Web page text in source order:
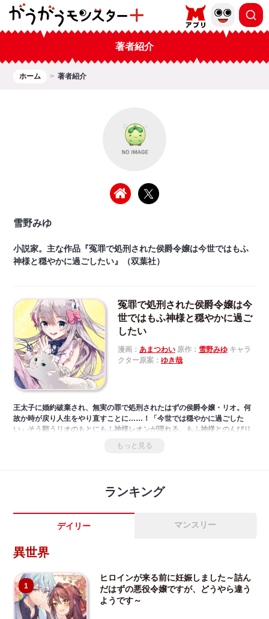
著者紹介
ホーム 著者紹介
雪野みゆ
小説家。主な作品『冤罪で処刑された侯爵令嬢は今世ではもふ
神様と穏やかに過ごしたい』（双葉社）
冤罪で処刑された侯爵令嬢は今
世ではもふ神様と穏やかに過ご
したい
漫画： あまつわい原作： 雪野みゆキャラ
クター原案： ゆき哉
王太子に婚約破棄され、無実の罪で処刑されたはずの侯爵令嬢・リオ。何
故か時が戻り人生をやり直すことに……！「今世では穏やかに過ごした
い」そう願うリオのもとにもふ神様レオンが現れる。もふ神様とのんびり
ライフを始めたリオだったが、ある日王太子がやってきて――今世でも婚
約者になってしまったら、再び破滅ルートまっしぐら！？「小説家になろ
もっと見る
ランキング
デイリー マンスリー
異世界
1
ヒロインが来る前に妊娠しました～詰ん
だはずの悪役令嬢ですが、どうやら違う
ようです～